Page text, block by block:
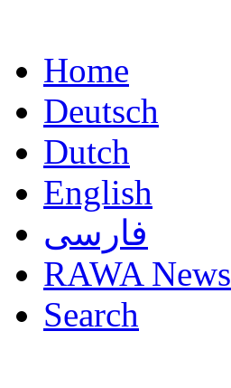
Home
Deutsch
Dutch
English
فارسی
RAWA News
Search